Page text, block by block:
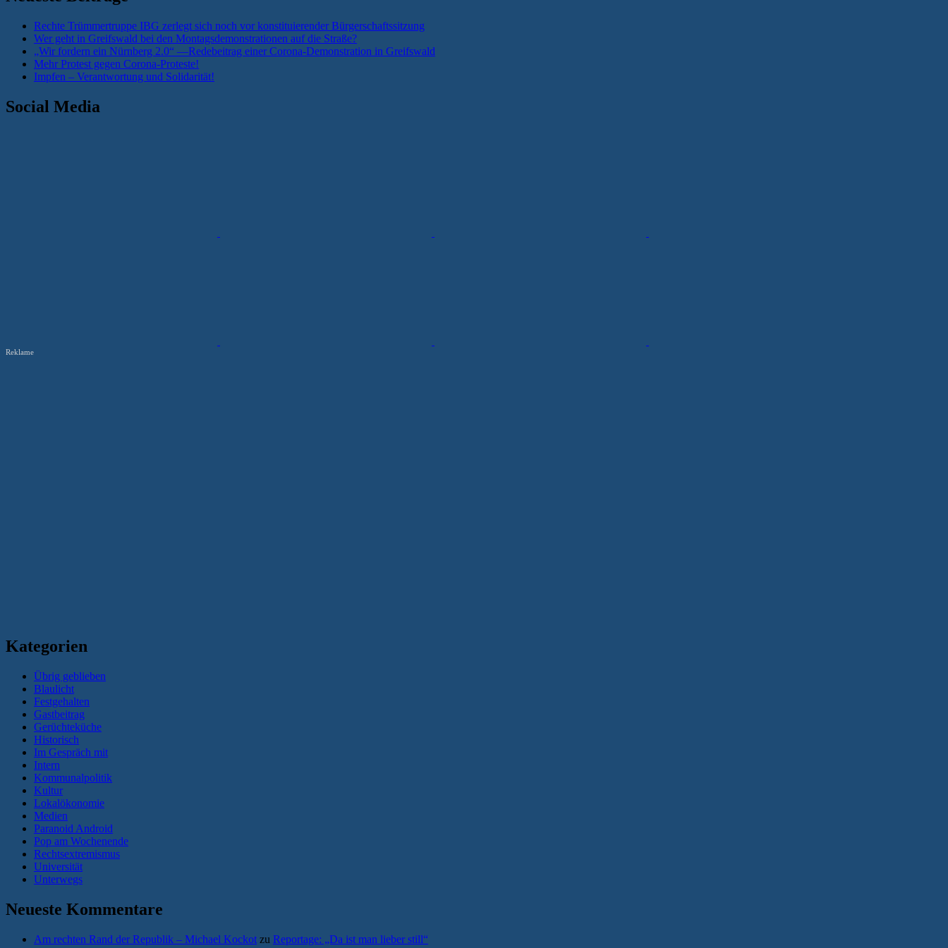
Rechte Trümmertruppe IBG zerlegt sich noch vor konstituierender Bürgerschaftssitzung
Wer geht in Greifswald bei den Montagsdemonstrationen auf die Straße?
„Wir fordern ein Nürnberg 2.0“ —Redebeitrag einer Corona-Demonstration in Greifswald
Mehr Protest gegen Corona-Proteste!
Impfen – Verantwortung und Solidarität!
Social Media
Reklame
Kategorien
Übrig geblieben
Blaulicht
Festgehalten
Gastbeitrag
Gerüchteküche
Historisch
Im Gespräch mit
Intern
Kommunalpolitik
Kultur
Lokalökonomie
Medien
Paranoid Android
Pop am Wochenende
Rechtsextremismus
Universität
Unterwegs
Neueste Kommentare
Am rechten Rand der Republik – Michael Kockot zu Reportage: „Da ist man lieber still“